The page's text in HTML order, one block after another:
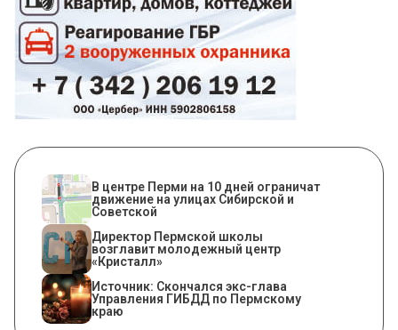
В центре Перми на 10 дней ограничат
движение на улицах Сибирской и
Советской
​Директор Пермской школы
возглавит молодежный центр
«Кристалл»
Источник: Скончался экс-глава
Управления ГИБДД по Пермскому
краю